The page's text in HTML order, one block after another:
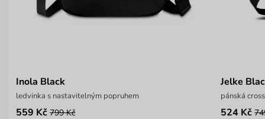
Inola Black
ledvinka s nastavitelným popruhem
559 Kč 799 Kč
Jelke
pánská
524 Kč